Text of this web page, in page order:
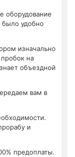
оборудование
было удобно
изначально
на
объездной
вам в
и
предоплаты.